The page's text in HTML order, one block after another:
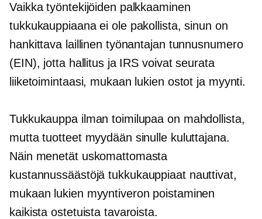
Vaikka työntekijöiden palkkaaminen
tukkukauppiaana ei ole pakollista, sinun on
hankittava laillinen työnantajan tunnusnumero
(EIN), jotta hallitus ja IRS voivat seurata
liiketoimintaasi, mukaan lukien ostot ja myynti.
Tukkukauppa ilman toimilupaa on mahdollista,
mutta tuotteet myydään sinulle kuluttajana.
Näin menetät uskomattomasta
kustannussäästöjä tukkukauppiaat nauttivat,
mukaan lukien myyntiveron poistaminen
kaikista ostetuista tavaroista.